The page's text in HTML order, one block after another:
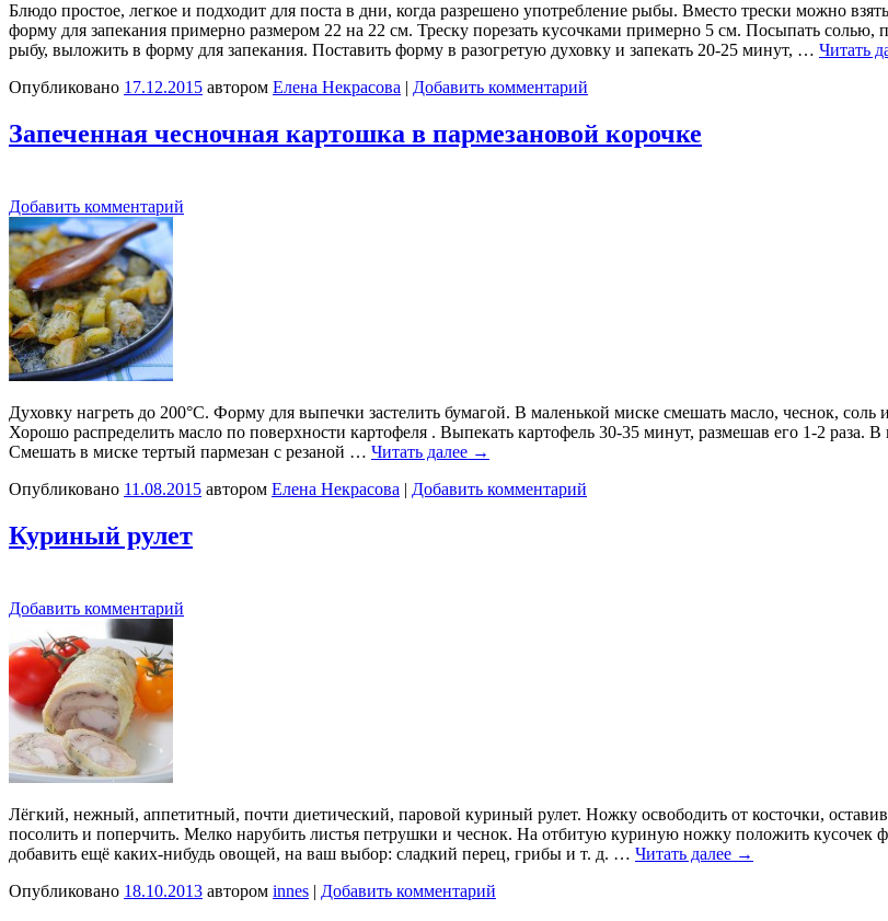
Блюдо простое, легкое и подходит для поста в дни, когда разрешено употребление рыбы. Вместо трески можно
форму для запекания примерно размером 22 на 22 см. Треску порезать кусочками примерно 5 см. Посыпать
рыбу, выложить в форму для запекания. Поставить форму в разогретую духовку и запекать 20-25 минут, … Читать
Опубликовано 17.12.2015 автором Елена Некрасова | Добавить комментарий
Запеченная чесночная картошка в пармезановой корочке
Добавить комментарий
Духовку нагреть до 200°С. Форму для выпечки застелить бумагой. В маленькой миске смешать масло, чеснок,
Хорошо распределить масло по поверхности картофеля . Выпекать картофель 30-35 минут, размешав его 1-2 раза.
Смешать в миске тертый пармезан с резаной … Читать далее →
Опубликовано 11.08.2015 автором Елена Некрасова | Добавить комментарий
Куриный рулет
Добавить комментарий
Лёгкий, нежный, аппетитный, почти диетический, паровой куриный рулет. Ножку освободить от косточки,
посолить и поперчить. Мелко нарубить листья петрушки и чеснок. На отбитую куриную ножку положить
добавить ещё каких-нибудь овощей, на ваш выбор: сладкий перец, грибы и т. д. … Читать далее →
Опубликовано 18.10.2013 автором innes | Добавить комментарий